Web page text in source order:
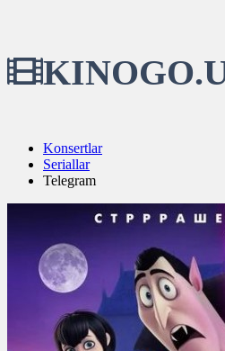
Konsertlar
Seriallar
Telegram